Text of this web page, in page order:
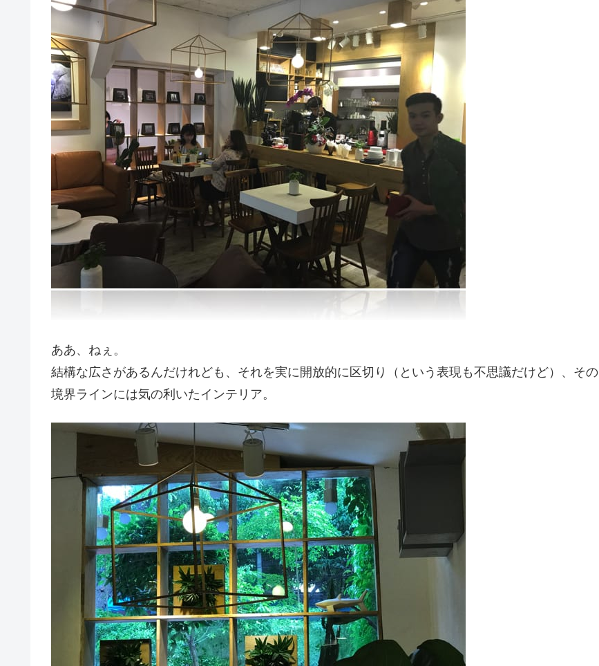
ああ、ねぇ。
結構な広さがあるんだけれども、それを実に開放的に区切り（という表現も不思議だけど）、その
境界ラインには気の利いたインテリア。